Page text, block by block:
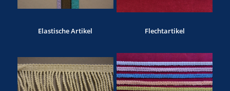
Elastische Artikel Flechtartikel